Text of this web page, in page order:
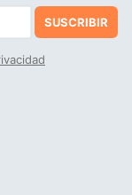
SUSCRIBIR